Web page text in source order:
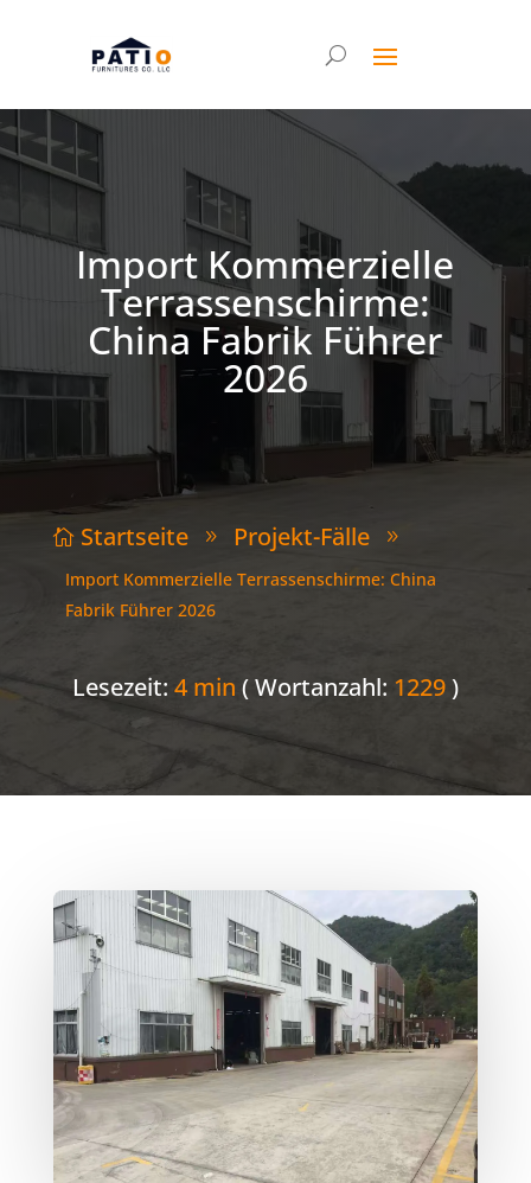
Import Kommerzielle
Terrassenschirme:
China Fabrik Führer
2026
 Startseite 9 Projekt-Fälle 9
Import Kommerzielle Terrassenschirme: China
Fabrik Führer 2026
Lesezeit: 4 min ( Wortanzahl: 1229)